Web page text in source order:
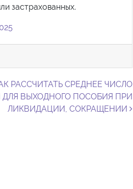
застрахованных.
РАССЧИТАТЬ СРЕДНЕЕ ЧИСЛО
ДЛЯ ВЫХОДНОГО ПОСОБИЯ ПРИ
ЛИКВИДАЦИИ, СОКРАЩЕНИИ